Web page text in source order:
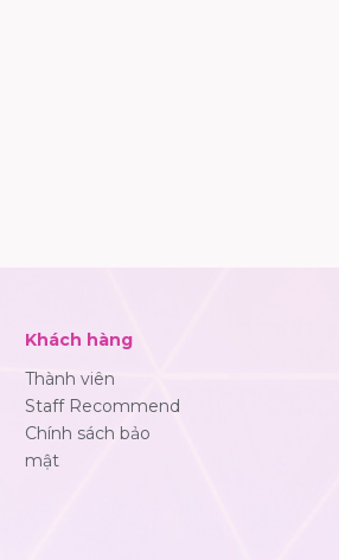
Khách hàng
Thành viên
Staff Recommend
Chính sách bảo
mật